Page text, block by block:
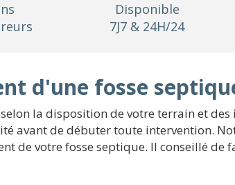
Disponible
7J7 & 24H/24
d'une fosse
la disposition de votre terrain et des
avant de débuter toute intervention.
de votre fosse septique. Il conseillé de